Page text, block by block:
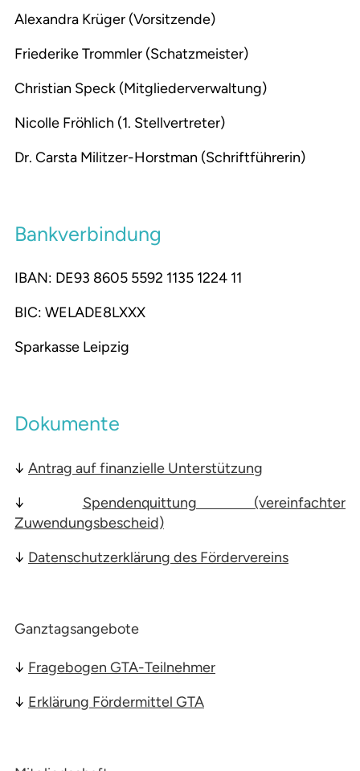
Alexandra Krüger (Vorsitzende)
Friederike Trommler (Schatzmeister)
Christian Speck (Mitgliederverwaltung)
Nicolle Fröhlich (1. Stellvertreter)
Dr. Carsta Militzer-Horstman (Schriftführerin)
Bankverbindung
IBAN: DE93 8605 5592 1135 1224 11
BIC: WELADE8LXXX
Sparkasse Leipzig
Dokumente
↓ Antrag auf finanzielle Unterstützung
↓ Spendenquittung (vereinfachter
Zuwendungsbescheid)
↓ Datenschutzerklärung des Fördervereins
Ganztagsangebote
↓ Fragebogen GTA-Teilnehmer
↓ Erklärung Fördermittel GTA